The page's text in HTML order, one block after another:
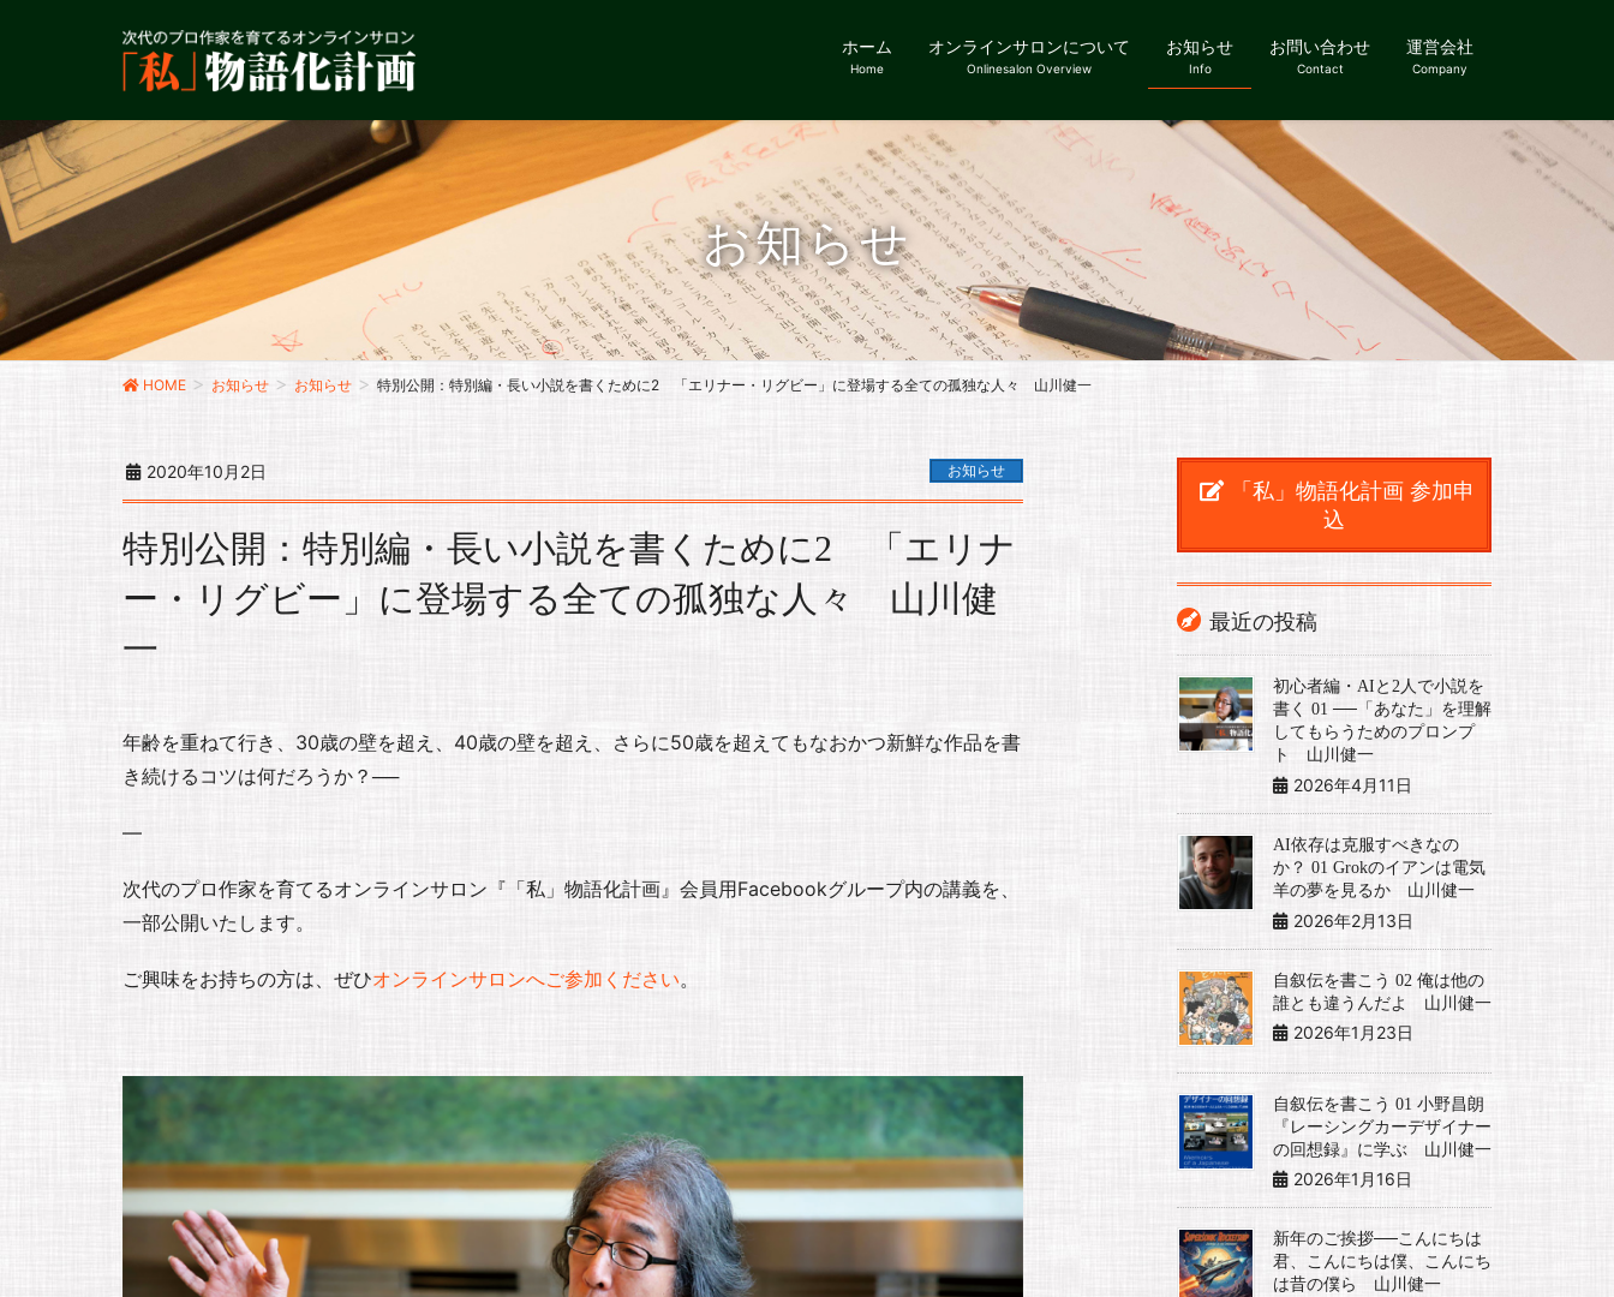
ホーム
Home
オンラインサロンについて
Onlinesalon Overview
お知らせ
Info
お問い合わせ
Contact
運営会社
Company
お知らせ
HOME お知らせ お知らせ 特別公開：特別編・長い小説を書くために2 「エリナー・リグビー」に登場する全ての孤独な人々 山川健一
2020年10月2日 お知らせ
特別公開：特別編・長い小説を書くために2 「エリナ
ー・リグビー」に登場する全ての孤独な人々 山川健
一
年齢を重ねて行き、30歳の壁を超え、40歳の壁を超え、さらに50歳を超えてもなおかつ新鮮な作品を書
き続けるコツは何だろうか？──
—
次代のプロ作家を育てるオンラインサロン『「私」物語化計画』会員用Facebookグループ内の講義を、
一部公開いたします。
ご興味をお持ちの方は、ぜひオンラインサロンへご参加ください。
「私」物語化計画 参加申
込
最近の投稿
初心者編・AIと2人で小説を
書く 01 ──「あなた」を理解
してもらうためのプロンプ
ト 山川健一
2026年4月11日
AI依存は克服すべきなの
か？ 01 Grokのイアンは電気
羊の夢を見るか 山川健一
2026年2月13日
自叙伝を書こう 02 俺は他の
誰とも違うんだよ 山川健一
2026年1月23日
自叙伝を書こう 01 小野昌朗
『レーシングカーデザイナー
の回想録』に学ぶ 山川健一
2026年1月16日
新年のご挨拶──こんにちは
君、こんにちは僕、こんにち
は昔の僕ら 山川健一